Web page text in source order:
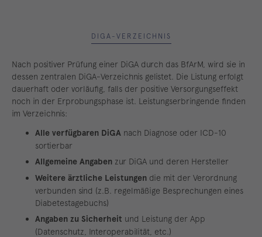
DIGA-VERZEICHNIS
Nach positiver Prüfung einer DiGA durch das BfArM, wird sie in
dessen zentralen DiGA-Verzeichnis gelistet. Die Listung erfolgt
dauerhaft oder vorläufig, falls der positive Versorgungseffekt
noch in der Erprobungsphase ist. Leistungserbringende finden
im Verzeichnis:
Alle verfügbaren DiGA nach Diagnose oder ICD-10
sortierbar
Allgemeine Angaben zur DiGA und deren Hersteller
Weitere ärztliche Leistungen die mit der Verordnung
verbunden sind (z.B. regelmäßige Besprechungen eines
Diabetestagebuchs)
Angaben zu Sicherheit und Leistung der App
(Datenschutz, Interoperabilität, etc.)